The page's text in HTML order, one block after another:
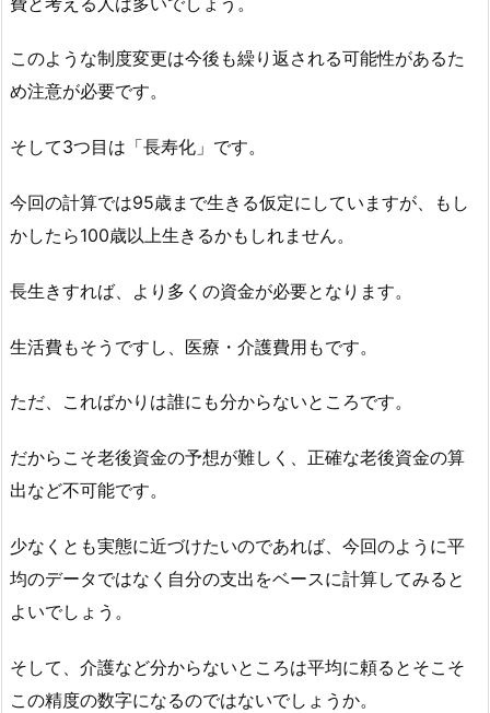
このような制度変更は今後も繰り返される可能性があるた
め注意が必要です。
そして3つ目は「長寿化」です。
今回の計算では95歳まで生きる仮定にしていますが、もし
かしたら100歳以上生きるかもしれません。
長生きすれば、より多くの資金が必要となります。
生活費もそうですし、医療・介護費用もです。
ただ、こればかりは誰にも分からないところです。
だからこそ老後資金の予想が難しく、正確な老後資金の算
出など不可能です。
少なくとも実態に近づけたいのであれば、今回のように平
均のデータではなく自分の支出をベースに計算してみると
よいでしょう。
そして、介護など分からないところは平均に頼るとそこそ
この精度の数字になるのではないでしょうか。